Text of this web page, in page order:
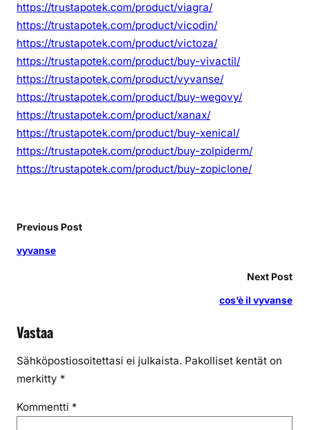
https://trustapotek.com/product/viagra/
https://trustapotek.com/product/vicodin/
https://trustapotek.com/product/victoza/
https://trustapotek.com/product/buy-vivactil/
https://trustapotek.com/product/vyvanse/
https://trustapotek.com/product/buy-wegovy/
https://trustapotek.com/product/xanax/
https://trustapotek.com/product/buy-xenical/
https://trustapotek.com/product/buy-zolpiderm/
https://trustapotek.com/product/buy-zopiclone/
Previous Post
vyvanse
Next Post
cos’è il vyvanse
Vastaa
Sähköpostiosoitettasi ei julkaista. Pakolliset kentät on
merkitty *
Kommentti *